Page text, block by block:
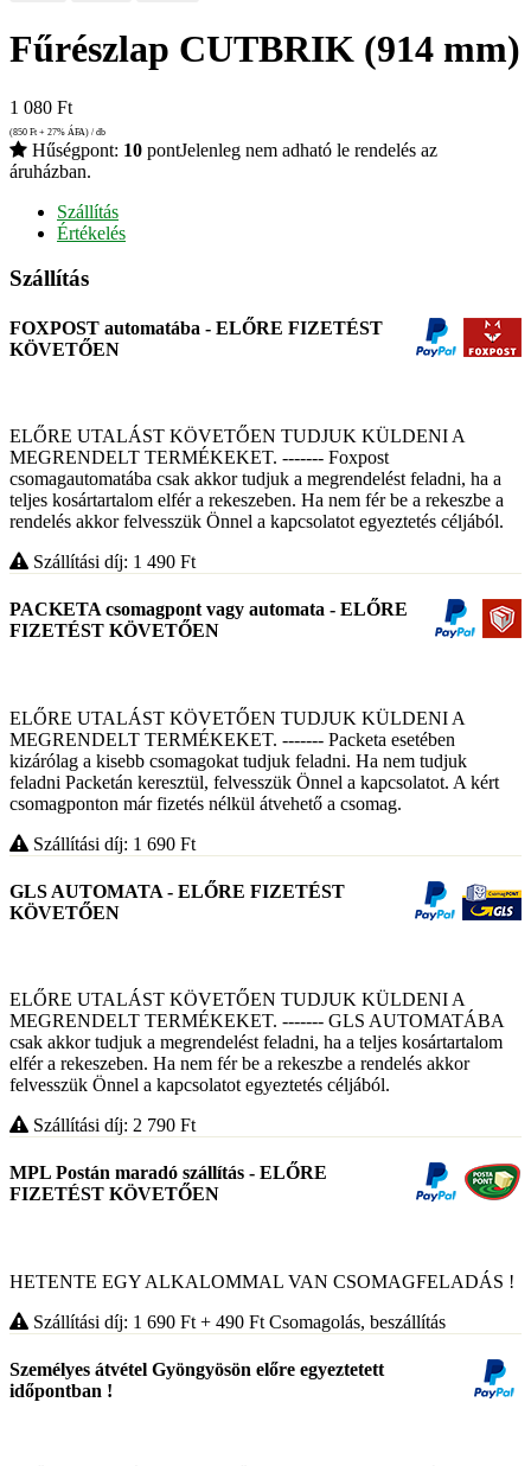
Fűrészlap CUTBRIK (914 mm)
1 080 Ft
(850 Ft + 27% ÁFA) / db
Hűségpont: 10 pontJelenleg nem adható le rendelés az
áruházban.
Szállítás
Értékelés
Szállítás
FOXPOST automatába - ELŐRE FIZETÉST
KÖVETŐEN
ELŐRE UTALÁST KÖVETŐEN TUDJUK KÜLDENI A
MEGRENDELT TERMÉKEKET. ------- Foxpost
csomagautomatába csak akkor tudjuk a megrendelést feladni, ha a
teljes kosártartalom elfér a rekeszeben. Ha nem fér be a rekeszbe a
rendelés akkor felvesszük Önnel a kapcsolatot egyeztetés céljából.
Szállítási díj: 1 490 Ft
PACKETA csomagpont vagy automata - ELŐRE
FIZETÉST KÖVETŐEN
ELŐRE UTALÁST KÖVETŐEN TUDJUK KÜLDENI A
MEGRENDELT TERMÉKEKET. ------- Packeta esetében
kizárólag a kisebb csomagokat tudjuk feladni. Ha nem tudjuk
feladni Packetán keresztül, felvesszük Önnel a kapcsolatot. A kért
csomagponton már fizetés nélkül átvehető a csomag.
Szállítási díj: 1 690 Ft
GLS AUTOMATA - ELŐRE FIZETÉST
KÖVETŐEN
ELŐRE UTALÁST KÖVETŐEN TUDJUK KÜLDENI A
MEGRENDELT TERMÉKEKET. ------- GLS AUTOMATÁBA
csak akkor tudjuk a megrendelést feladni, ha a teljes kosártartalom
elfér a rekeszeben. Ha nem fér be a rekeszbe a rendelés akkor
felvesszük Önnel a kapcsolatot egyeztetés céljából.
Szállítási díj: 2 790 Ft
MPL Postán maradó szállítás - ELŐRE
FIZETÉST KÖVETŐEN
HETENTE EGY ALKALOMMAL VAN CSOMAGFELADÁS !
Szállítási díj: 1 690 Ft + 490 Ft Csomagolás, beszállítás
Személyes átvétel Gyöngyösön előre egyeztetett
időpontban !